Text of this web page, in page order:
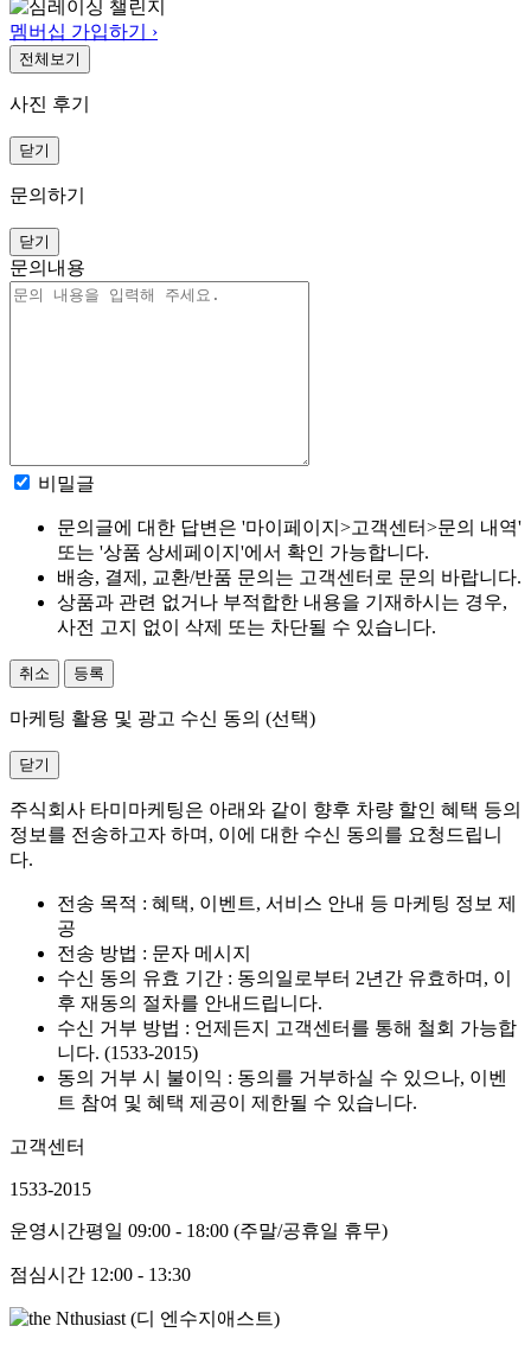
멤버십 가입하기 ›
전체보기
사진 후기
닫기
문의하기
닫기
문의내용
비밀글
문의글에 대한 답변은 '마이페이지>고객센터>문의 내역'
또는 '상품 상세페이지'에서 확인 가능합니다.
배송, 결제, 교환/반품 문의는 고객센터로 문의 바랍니다.
상품과 관련 없거나 부적합한 내용을 기재하시는 경우,
사전 고지 없이 삭제 또는 차단될 수 있습니다.
취소 등록
마케팅 활용 및 광고 수신 동의 (선택)
닫기
주식회사 타미마케팅은 아래와 같이 향후 차량 할인 혜택 등의
정보를 전송하고자 하며, 이에 대한 수신 동의를 요청드립니
다.
전송 목적 : 혜택, 이벤트, 서비스 안내 등 마케팅 정보 제
공
전송 방법 : 문자 메시지
수신 동의 유효 기간 : 동의일로부터 2년간 유효하며, 이
후 재동의 절차를 안내드립니다.
수신 거부 방법 : 언제든지 고객센터를 통해 철회 가능합
니다. (1533-2015)
동의 거부 시 불이익 : 동의를 거부하실 수 있으나, 이벤
트 참여 및 혜택 제공이 제한될 수 있습니다.
고객센터
1533-2015
운영시간평일 09:00 - 18:00 (주말/공휴일 휴무)
점심시간 12:00 - 13:30